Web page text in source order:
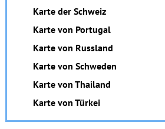
Karte der Schweiz
Karte von Portugal
Karte von Russland
Karte von Schweden
Karte von Thailand
Karte von Türkei